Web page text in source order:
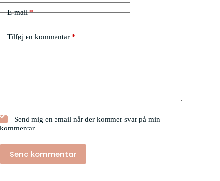
E-mail*
Tilføj en kommentar *
Send mig en email når der kommer svar på min
kommentar
Send kommentar